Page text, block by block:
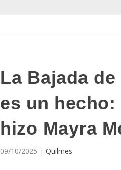
La Bajada
es un
hizo Mayra
09/10/2025 | Quilmes